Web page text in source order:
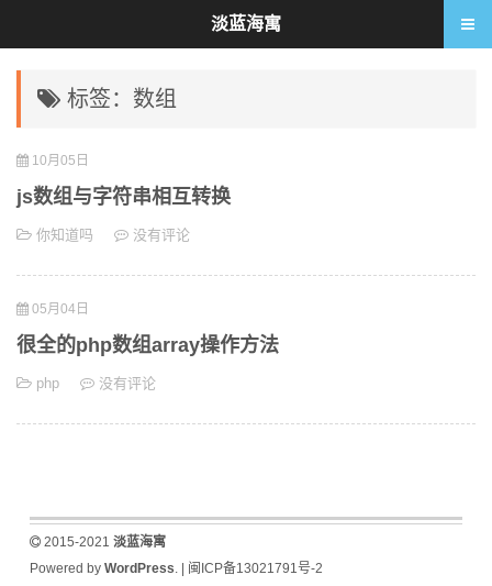
标签：数组
10月05日
js数组与字符串相互转换
你知道吗 没有评论
05月04日
很全的php数组array操作方法
php 没有评论
2015-2021 淡蓝海寓
Powered by WordPress. | 闽ICP备13021791号-2
淡蓝海寓